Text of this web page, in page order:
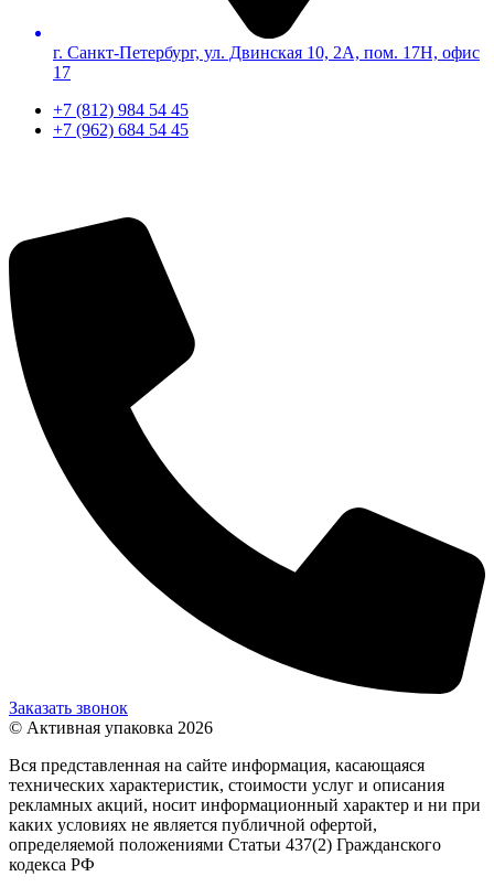
г. Санкт-Петербург, ул. Двинская 10, 2А, пом. 17Н, офис
17
+7 (812) 984 54 45
+7 (962) 684 54 45
Заказать звонок
© Активная упаковка 2026
Вся представленная на сайте информация, касающаяся
технических характеристик, стоимости услуг и описания
рекламных акций, носит информационный характер и ни при
каких условиях не является публичной офертой,
определяемой положениями Статьи 437(2) Гражданского
кодекса РФ